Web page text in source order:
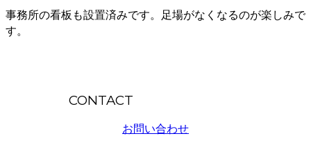
事務所の看板も設置済みです。足場がなくなるのが楽しみで
す。
CONTACT
お問い合わせ